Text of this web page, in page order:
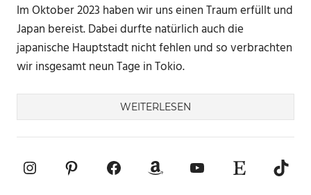
Im Oktober 2023 haben wir uns einen Traum erfüllt und
Japan bereist. Dabei durfte natürlich auch die
japanische Hauptstadt nicht fehlen und so verbrachten
wir insgesamt neun Tage in Tokio.
WEITERLESEN
InstagramPinterestFacebookAmazonYouTube
Etsy-Shop